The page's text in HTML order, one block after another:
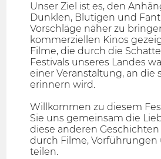
Unser Ziel ist es, den
Dunklen, Blutigen und
Vorschläge näher zu
kommerziellen Kinos
Filme, die durch die
Festivals unseres Landes
einer Veranstaltung, an die
erinnern wird.
Willkommen zu diesem
Sie uns gemeinsam die
diese anderen
durch Filme, Vorführungen
teilen.